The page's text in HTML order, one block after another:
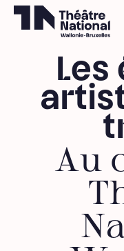
Les
Au